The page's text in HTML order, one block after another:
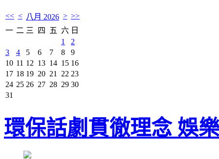
<< < 八月 2026 > >>
一 二 三 四 五 六 日
1
2
3
4 5 6 7 8
9
10 11 12 13 14 15 16
17 18 19 20 21 22 23
24 25 26 27 28 29 30
31
環保話劇貫徹理念 娛